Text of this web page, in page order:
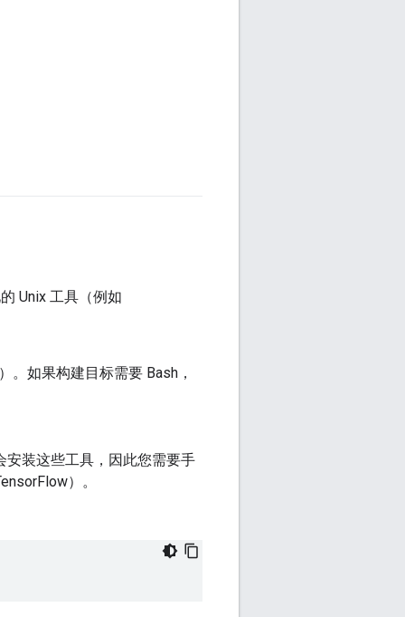
Unix 工具（例如
。如果构建目标需要 Bash，
安装这些工具，因此您需要手
）。